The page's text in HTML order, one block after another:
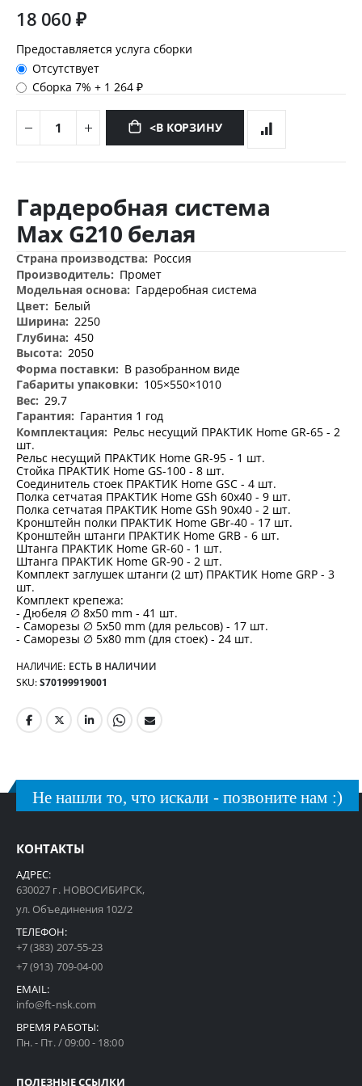
18 060 ₽
Предоставляется услуга сборки
Отсутствует
Сборка 7%+ 1 264 ₽
<В КОРЗИНУ
к
началу
галереи
изображений
Гардеробная система
Max G210 белая
Дополнительная
информация
Россия
Промет
Гардеробная система
Белый
2250
450
2050
В разобранном виде
105×550×1010
29.7
Гарантия 1 год
Рельс несущий ПРАКТИК Home GR-65 - 2
шт.
Рельс несущий ПРАКТИК Home GR-95 - 1 шт.
Стойка ПРАКТИК Home GS-100 - 8 шт.
Соединитель стоек ПРАКТИК Home GSC - 4 шт.
Полка сетчатая ПРАКТИК Home GSh 60х40 - 9 шт.
Полка сетчатая ПРАКТИК Home GSh 90х40 - 2 шт.
Кронштейн полки ПРАКТИК Home GBr-40 - 17 шт.
Кронштейн штанги ПРАКТИК Home GRB - 6 шт.
Штанга ПРАКТИК Home GR-60 - 1 шт.
Штанга ПРАКТИК Home GR-90 - 2 шт.
Комплект заглушек штанги (2 шт) ПРАКТИК Home GRP - 3
шт.
Комплект крепежа:
- Дюбеля ∅ 8х50 mm - 41 шт.
- Саморезы ∅ 5х50 mm (для рельсов) - 17 шт.
- Саморезы ∅ 5х80 mm (для стоек) - 24 шт.
НАЛИЧИЕ: ЕСТЬ В НАЛИЧИИ
SKU S70199919001
Не нашли то, что искали - позвоните нам :)
КОНТАКТЫ
АДРЕС:
630027 г. НОВОСИБИРСК,
ул. Объединения 102/2
ТЕЛЕФОН:
+7 (383) 207-55-23
+7 (913) 709-04-00
EMAIL:
info@ft-nsk.com
ВРЕМЯ РАБОТЫ:
Пн. - Пт. / 09:00 - 18:00
ПОЛЕЗНЫЕ ССЫЛКИ